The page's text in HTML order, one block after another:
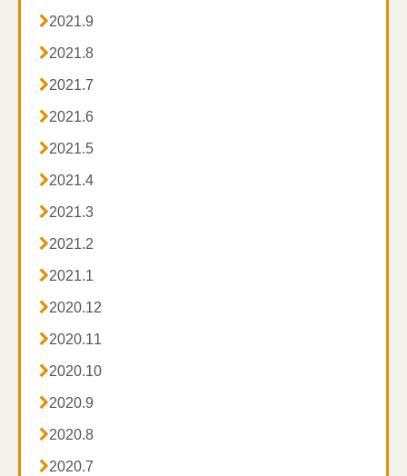
2021.9
2021.8
2021.7
2021.6
2021.5
2021.4
2021.3
2021.2
2021.1
2020.12
2020.11
2020.10
2020.9
2020.8
2020.7